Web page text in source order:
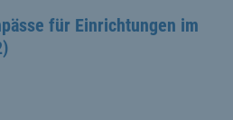
für Einrichtungen im